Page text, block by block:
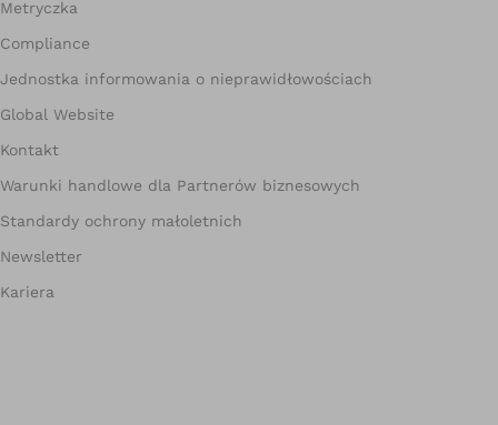
Metryczka
Compliance
Jednostka informowania o nieprawidłowościach
Global Website
Kontakt
Warunki handlowe dla Partnerów biznesowych
Standardy ochrony małoletnich
Newsletter
Kariera